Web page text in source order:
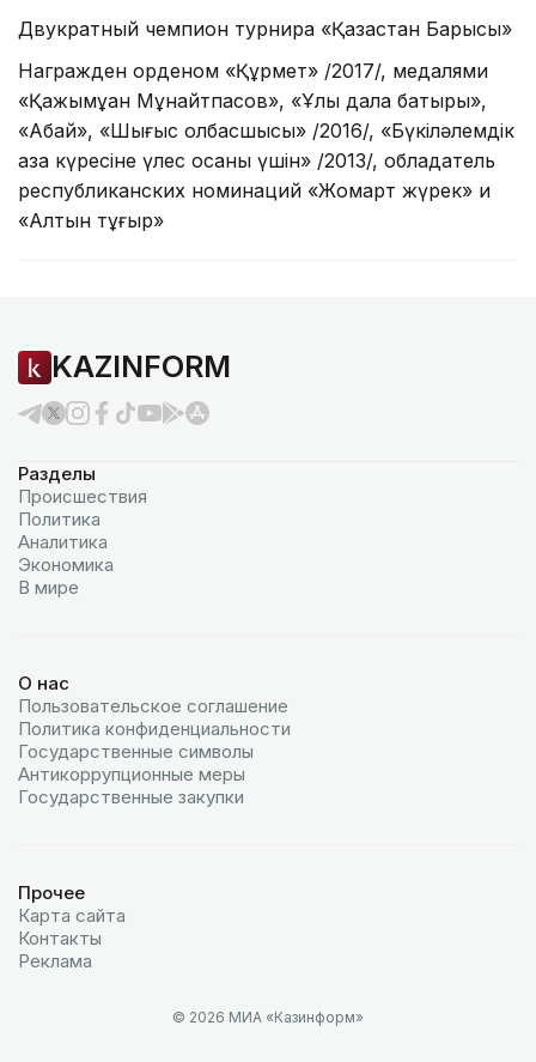
Двукратный чемпион турнира «Қазақстан Барысы»
Награжден орденом «Құрмет» /2017/, медалями
«Қажымұқан Мұнайтпасов», «Ұлы дала батыры»,
«Абай», «Шығыс қолбасшысы» /2016/, «Бүкіләлемдік
қазақ күресіне үлес қосқаны үшін» /2013/, обладатель
республиканских номинаций «Жомарт жүрек» и
«Алтын тұғыр»
KAZINFORM
Разделы
Происшествия
Политика
Аналитика
Экономика
В мире
О нас
Пользовательское соглашение
Политика конфиденциальности
Государственные символы
Антикоррупционные меры
Государственные закупки
Прочее
Карта сайта
Контакты
Реклама
© 2026 МИА «Казинформ»